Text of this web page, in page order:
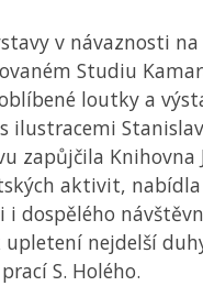
v návaznosti
Studiu
loutky a
ilustracemi
zapůjčila Knihovna
aktivit,
i dospělého
nejdelší
S. Holého.